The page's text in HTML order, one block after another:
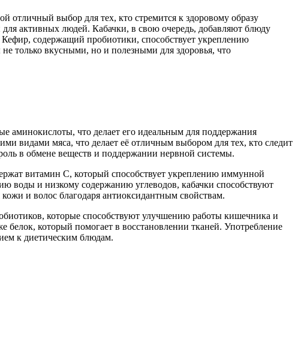
отличный выбор для тех, кто стремится к здоровому образу
активных людей. Кабачки, в свою очередь, добавляют блюду
содержащий пробиотики, способствует укреплению
только вкусными, но и полезными для здоровья, что
аминокислоты, что делает его идеальным для поддержания
видами мяса, что делает её отличным выбором для тех, кто следит
в обмене веществ и поддержании нервной системы.
витамин C, который способствует укреплению иммунной
воды и низкому содержанию углеводов, кабачки способствуют
и волос благодаря антиоксидантным свойствам.
которые способствуют улучшению работы кишечника и
который помогает в восстановлении тканей. Употребление
к диетическим блюдам.